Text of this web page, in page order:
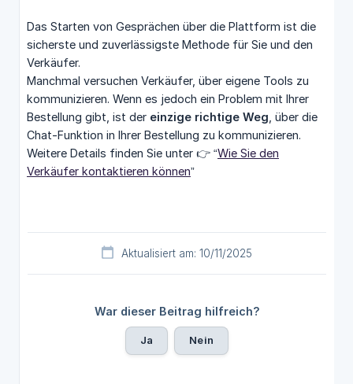
Das Starten von Gesprächen über die Plattform ist die
sicherste und zuverlässigste Methode für Sie und den
Verkäufer.
Manchmal versuchen Verkäufer, über eigene Tools zu
kommunizieren. Wenn es jedoch ein Problem mit Ihrer
Bestellung gibt, ist der einzige richtige Weg , über die
Chat-Funktion in Ihrer Bestellung zu kommunizieren.
Weitere Details finden Sie unter 👉 “Wie Sie den
Verkäufer kontaktieren können”
Aktualisiert am: 10/11/2025
War dieser Beitrag hilfreich?
Ja Nein